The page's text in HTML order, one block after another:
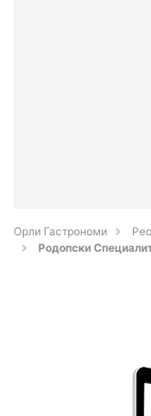
Орли Гастрономи
Родопски